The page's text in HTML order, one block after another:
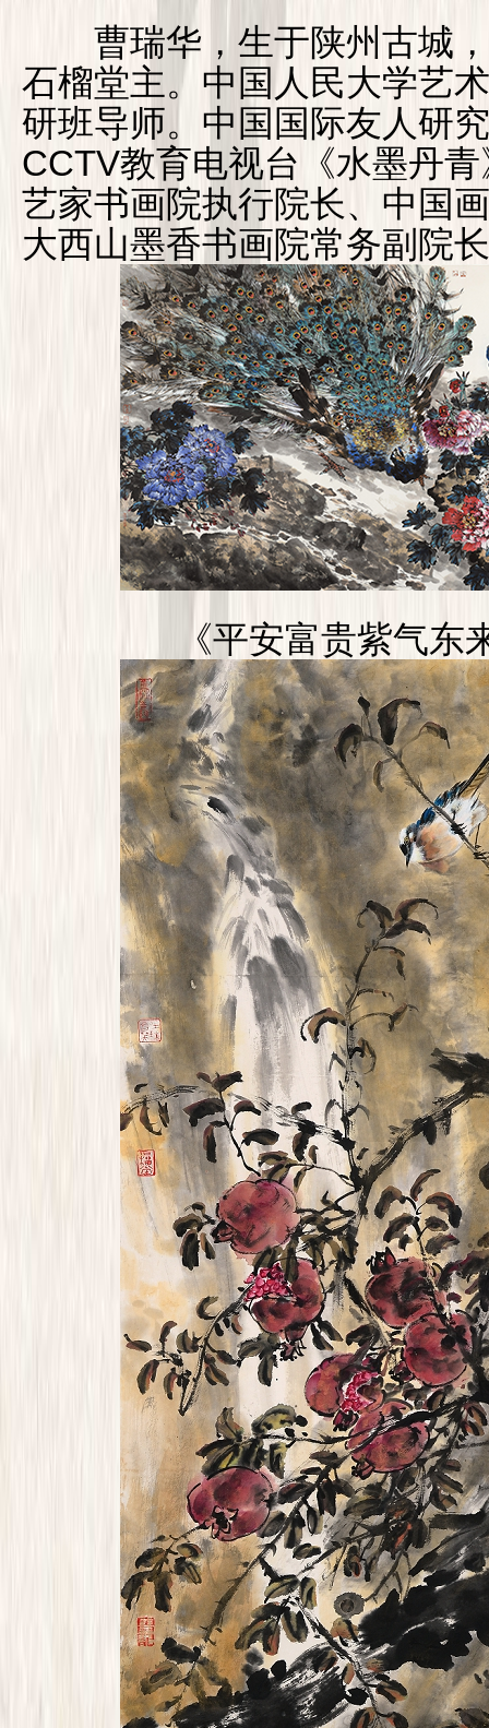
曹瑞华，生于陕州古城，
石榴堂主。中国人民大学艺
研班导师。中国国际友人研
CCTV教育电视台《水墨丹
艺家书画院执行院长、中国
大西山墨香书画院常务副院
《平安富贵紫气东